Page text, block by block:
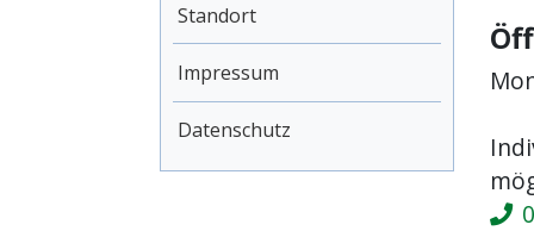
Standort
Impressum
Datenschutz